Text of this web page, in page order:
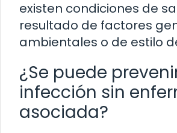
existen condiciones de
resultado de factores
ambientales o de estilo
¿Se puede
infección sin
asociada?